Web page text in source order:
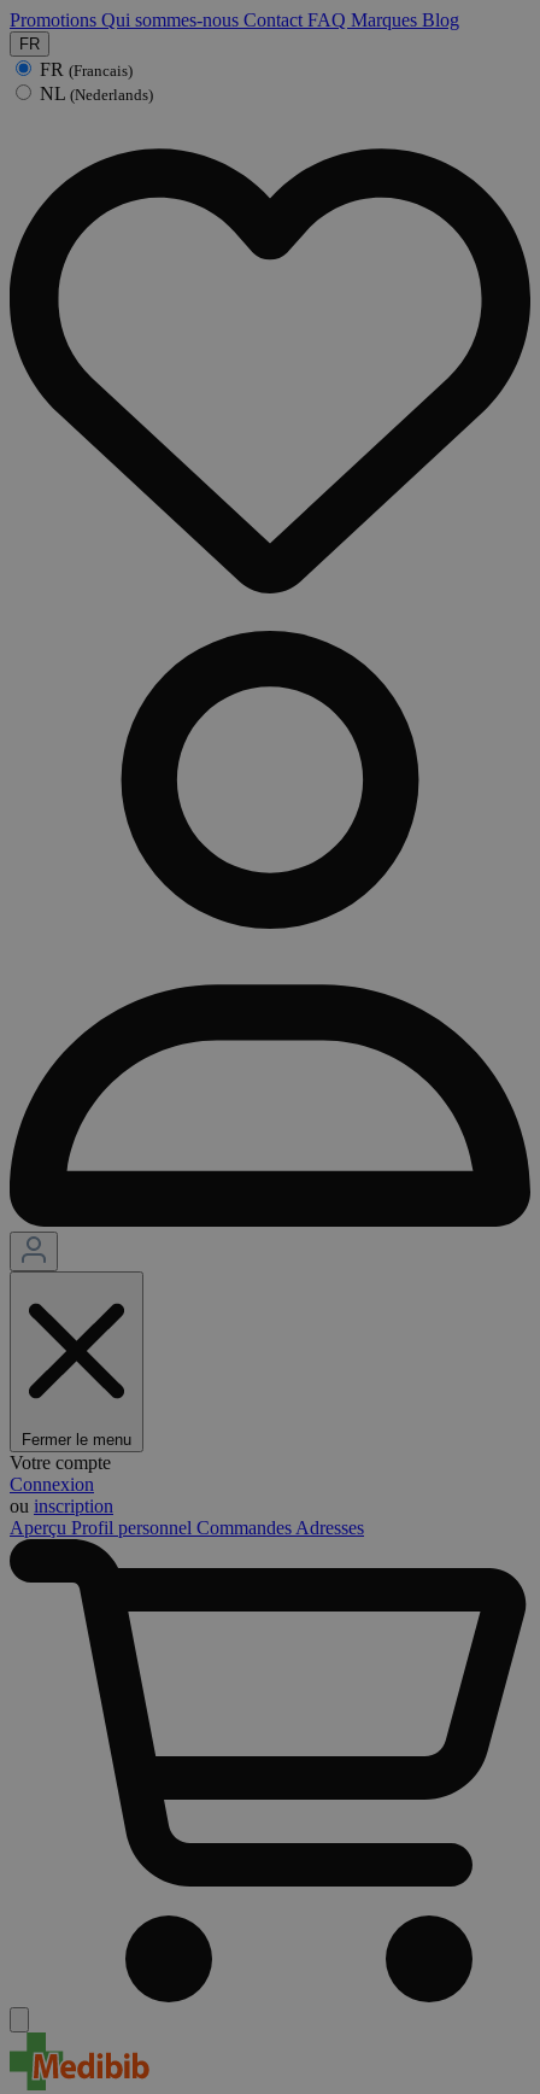
Promotions Qui sommes-nous Contact FAQ Marques Blog
FR
FR (Francais)
NL (Nederlands)
Fermer le menu
Votre compte
Connexion
ou inscription
Aperçu Profil personnel Commandes Adresses